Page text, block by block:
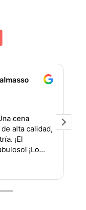
cena
alta calidad,
¡El
¡Lo
su
como en
por